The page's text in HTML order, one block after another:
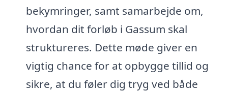
bekymringer, samt samarbejde om,
hvordan dit forløb i Gassum skal
struktureres. Dette møde giver en
vigtig chance for at opbygge tillid og
sikre, at du føler dig tryg ved både